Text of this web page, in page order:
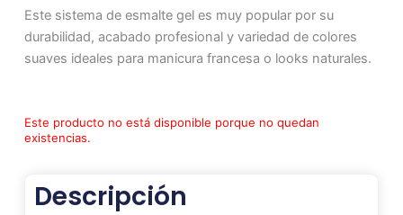
Este sistema de esmalte gel es muy popular por su
durabilidad, acabado profesional y variedad de colores
suaves ideales para manicura francesa o looks naturales.
Este producto no está disponible porque no quedan
existencias.
Descripción